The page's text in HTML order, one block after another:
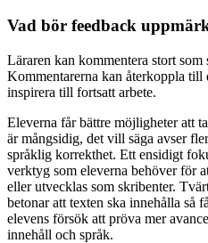
Vad bör feedback
Läraren kan kommentera stort som
Kommentarerna kan återkoppla till
inspirera till fortsatt arbete.
Eleverna får bättre möjligheter att
är mångsidig, det vill säga avser
språklig korrekthet. Ett ensidigt
verktyg som eleverna behöver för
eller utvecklas som skribenter.
betonar att texten ska innehålla så
elevens försök att pröva mer
innehåll och språk.